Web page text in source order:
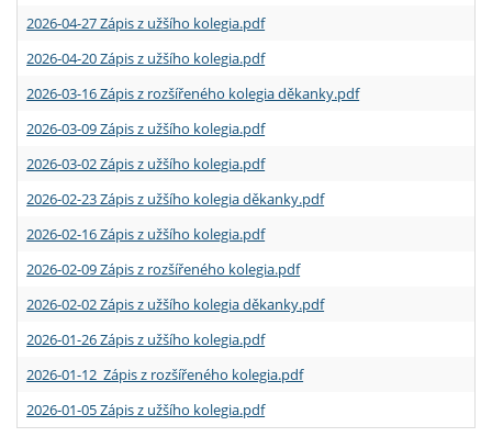
2026-04-27 Zápis z užšího kolegia.pdf
2026-04-20 Zápis z užšího kolegia.pdf
2026-03-16 Zápis z rozšířeného kolegia děkanky.pdf
2026-03-09 Zápis z užšího kolegia.pdf
2026-03-02 Zápis z užšího kolegia.pdf
2026-02-23 Zápis z užšího kolegia děkanky.pdf
2026-02-16 Zápis z užšího kolegia.pdf
2026-02-09 Zápis z rozšířeného kolegia.pdf
2026-02-02 Zápis z užšího kolegia děkanky.pdf
2026-01-26 Zápis z užšího kolegia.pdf
2026-01-12 Zápis z rozšířeného kolegia.pdf
2026-01-05 Zápis z užšího kolegia.pdf